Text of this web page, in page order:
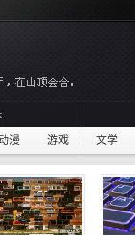
漫 游戏 文学